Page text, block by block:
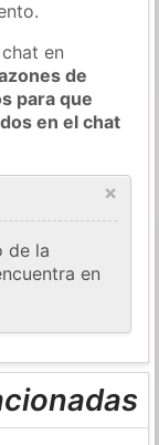
en
de
para que
en el chat
×
de la
en